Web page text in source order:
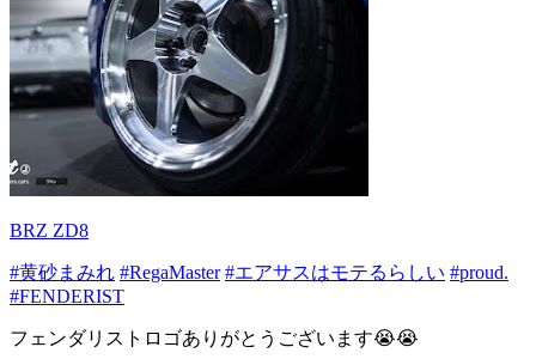
BRZ ZD8
#黄砂まみれ #RegaMaster #エアサスはモテるらしい #proud.
#FENDERIST
フェンダリストロゴありがとうございます😭😭